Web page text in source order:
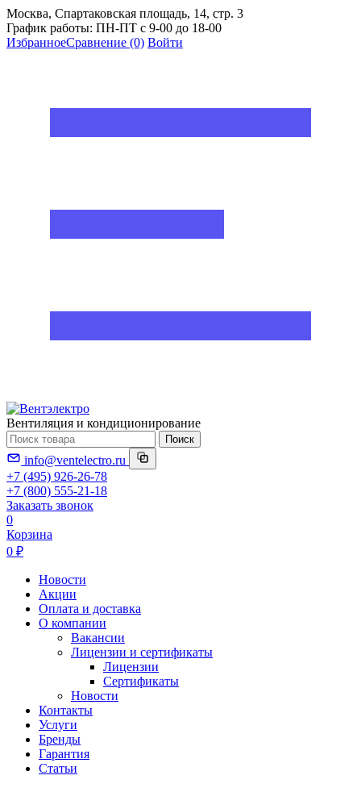
Москва, Спартаковская площадь, 14, стр. 3
График работы: ПН-ПТ с 9-00 до 18-00
ИзбранноеСравнение (0) Войти
Вентиляция и кондиционирование
Поиск
info@ventelectro.ru
+7 (495) 926-26-78
+7 (800) 555-21-18
Заказать звонок
0
Корзина
0 ₽
Новости
Акции
Оплата и доставка
О компании
Вакансии
Лицензии и сертификаты
Лицензии
Сертификаты
Новости
Контакты
Услуги
Бренды
Гарантия
Статьи